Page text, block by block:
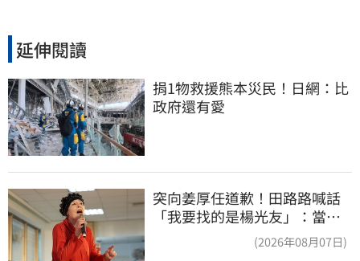
延伸閱讀
捐1物救援熊本災民！日網：比
政府還有愛
突向姜厚任道歉！田路路喊話
「我要找的是楊光友」：當時
(2026年08月07日)